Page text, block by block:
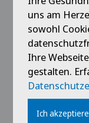
2023 - 2024
Oberärztin
Aarau
2020 - 2022
Spitalärztin
Balgrist,
uns am
sowohl
Ihre
gestalten.
Ich